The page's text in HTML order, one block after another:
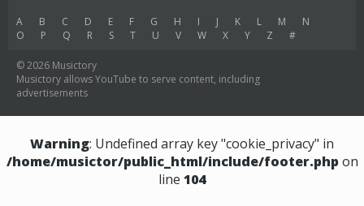
A B C D E F G H I J K L M
N
O
P Q R S T U V W X Y Z #
© 2026 Musictory
Musictory allows YouTube to serve content, including
advertisements
Warning: Undefined array key "cookie_privacy" in
/home/musictor/public_html/include/footer.php on
line 104